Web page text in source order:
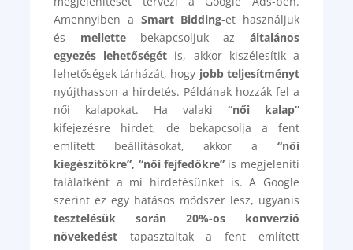
Amennyiben a Smart Bidding-et használjuk
és mellettebekapcsoljuk az általános
egyezés lehetőségét is, akkor kiszélesítik a
lehetőségek tárházát, hogy jobb teljesítményt
nyújthasson a hirdetés. Példának hozzák fel a
női kalapokat. Ha valaki “női kalap”
kifejezésre hirdet, de bekapcsolja a fent
említett beállításokat, akkor a “női
kiegészítőkre”, “női fejfedőkre” is megjeleníti
találatként a mi hirdetésünket is. A Google
szerint ez egy hatásos módszer lesz, ugyanis
tesztelésük során 20%-os konverzió
növekedést tapasztaltak a fent említett